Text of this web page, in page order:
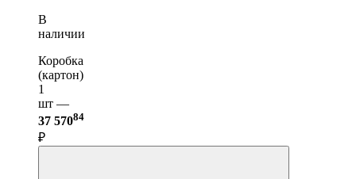
В
наличии
Коробка
(картон)
1
шт —
37 57084
₽